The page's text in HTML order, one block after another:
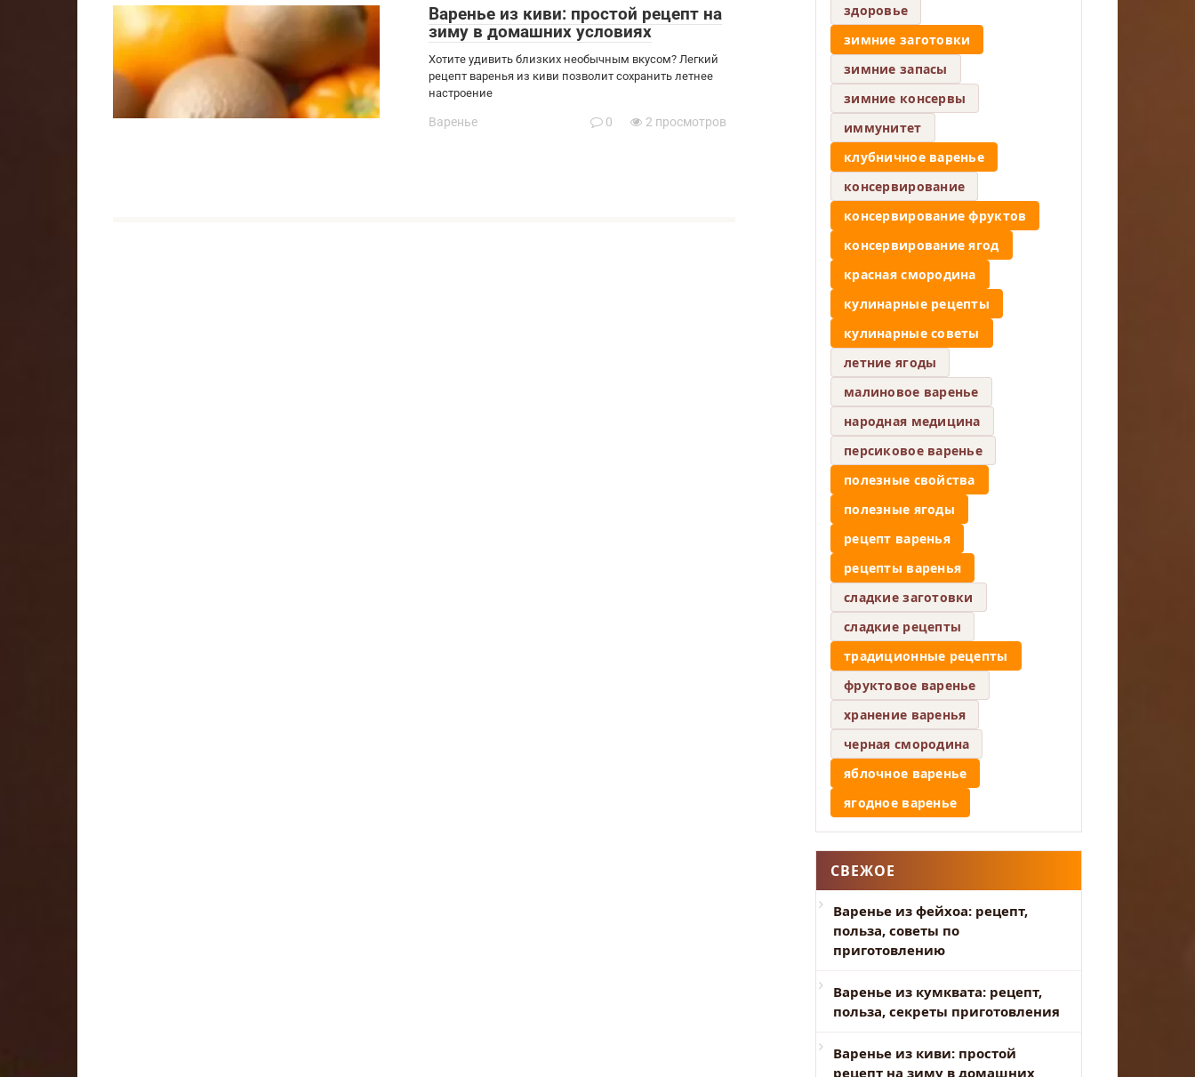
Варенье из киви: простой рецепт на
зиму в домашних условиях
Хотите удивить близких необычным вкусом? Легкий
рецепт варенья из киви позволит сохранить летнее
настроение
Варенье 0 2 просмотров
здоровье
зимние заготовки
зимние запасы
зимние консервы
иммунитет
клубничное варенье
консервирование
консервирование фруктов
консервирование ягод
красная смородина
кулинарные рецепты
кулинарные советы
летние ягоды
малиновое варенье
народная медицина
персиковое варенье
полезные свойства
полезные ягоды
рецепт варенья
рецепты варенья
сладкие заготовки
сладкие рецепты
традиционные рецепты
фруктовое варенье
хранение варенья
черная смородина
яблочное варенье
ягодное варенье
СВЕЖОЕ
Варенье из фейхоа: рецепт,
польза, советы по
приготовлению
Варенье из кумквата: рецепт,
польза, секреты приготовления
Варенье из киви: простой
рецепт на зиму в домашних